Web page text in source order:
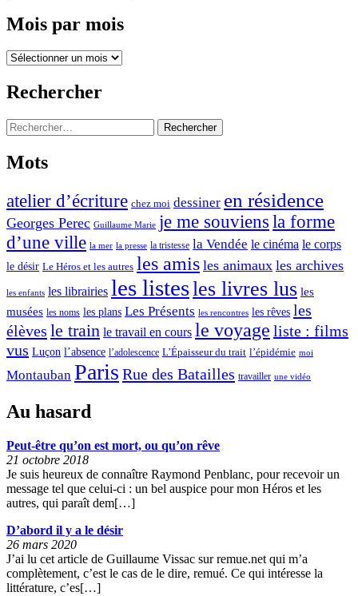
Mois par mois
Mois
mois
Rechercher
Rechercher :
Mots
atelier d’écriture chez moi dessiner en résidence
Georges Perec Guillaume Marie je me souviens la forme
d’une ville la mer la presse la tristesse la Vendée le cinéma le corps
le désir Le Héros et les autres les amis les animaux les archives
les enfants les librairies les listesles livres lus les
musées les noms les plans Les Présents les rencontres les rêves les
élèves le train le travail en cours le voyage liste : films
vus Luçon l’absence l’adolescence L’Épaisseur du trait l’épidémie moi
Montauban Paris Rue des Batailles travailler une vidéo
Au hasard
Peut-être qu’on est mort, ou qu’on rêve
21 octobre 2018
Je suis heureux de connaître Raymond Penblanc, pour recevoir un
message tel que celui-ci : un bel auspice pour mon Héros et les
autres, qui paraît dem[…]
D’abord il y a le désir
26 mars 2020
J’ai lu cet article de Guillaume Vissac sur remue.net qui m’a
complètement, c’est le cas de le dire, remué. Ce qui intéresse la
littérature, c’es[…]